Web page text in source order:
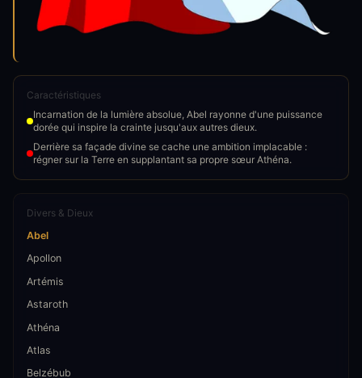
Caractéristiques
Incarnation de la lumière absolue, Abel rayonne d'une puissance
dorée qui inspire la crainte jusqu'aux autres dieux.
Derrière sa façade divine se cache une ambition implacable :
régner sur la Terre en supplantant sa propre sœur Athéna.
Divers & Dieux
Abel
Apollon
Artémis
Astaroth
Athéna
Atlas
Belzébub